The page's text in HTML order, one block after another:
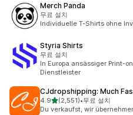
Merch Panda
무료 설치
Individuelle T-Shirts ohne
Styria Shirts
무료 설치
In Europa ansässiger Print-
Dienstleister
CJdropshipping: Much
4.9별 5개 중
(2,551)
총 리뷰 2551개
•무료 설치
Du verkaufst, wir